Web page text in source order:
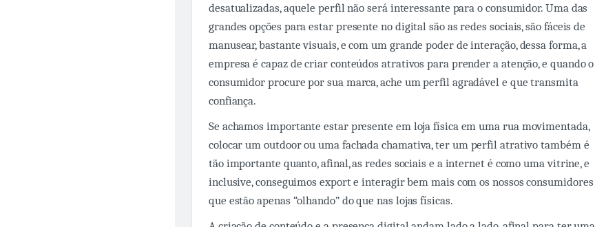
desatualizadas, aquele perfil não será interessante para o consumidor. Uma das
grandes opções para estar presente no digital são as redes sociais, são fáceis de
manusear, bastante visuais, e com um grande poder de interação, dessa forma, a
empresa é capaz de criar conteúdos atrativos para prender a atenção, e quando o
consumidor procure por sua marca, ache um perfil agradável e que transmita
confiança.
Se achamos importante estar presente em loja física em uma rua movimentada,
colocar um outdoor ou uma fachada chamativa, ter um perfil atrativo também é
tão importante quanto, afinal, as redes sociais e a internet é como uma vitrine, e
inclusive, conseguimos export e interagir bem mais com os nossos consumidores
que estão apenas “olhando” do que nas lojas físicas.